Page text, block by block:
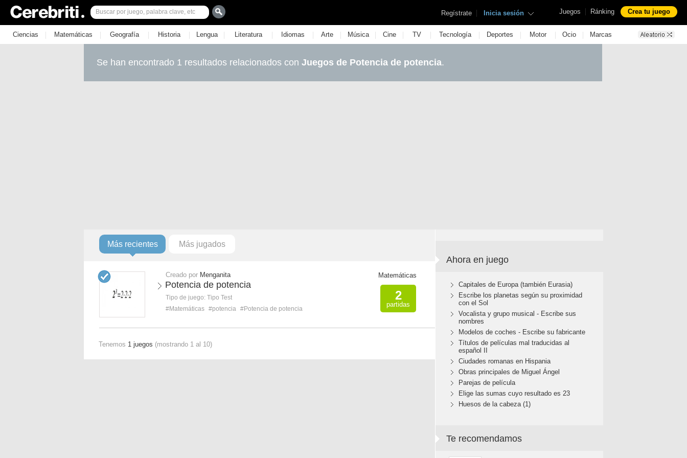
Juegos | Ránking Crea tu juego
Regístrate | Inicia sesión
Ciencias | Matemáticas | Geografía | Historia | Lengua | Literatura | Idiomas | Arte | Música | Cine | TV | Tecnología | Deportes | Motor | Ocio | Marcas
Se han encontrado 1 resultados relacionados con Juegos de Potencia de potencia.
Más recientes Más jugados
Creado por Menganita
Potencia de potencia
Tipo de juego: Tipo Test
#Matemáticas #potencia #Potencia de potencia
Matemáticas
2
partidas
Tenemos 1 juegos (mostrando 1 al 10)
Ahora en juego
Capitales de Europa (también Eurasia)
Escribe los planetas según su proximidad
con el Sol
Vocalista y grupo musical - Escribe sus
nombres
Modelos de coches - Escribe su fabricante
Títulos de películas mal traducidas al
español II
Ciudades romanas en Hispania
Obras principales de Miguel Ángel
Parejas de película
Elige las sumas cuyo resultado es 23
Huesos de la cabeza (1)
Te recomendamos